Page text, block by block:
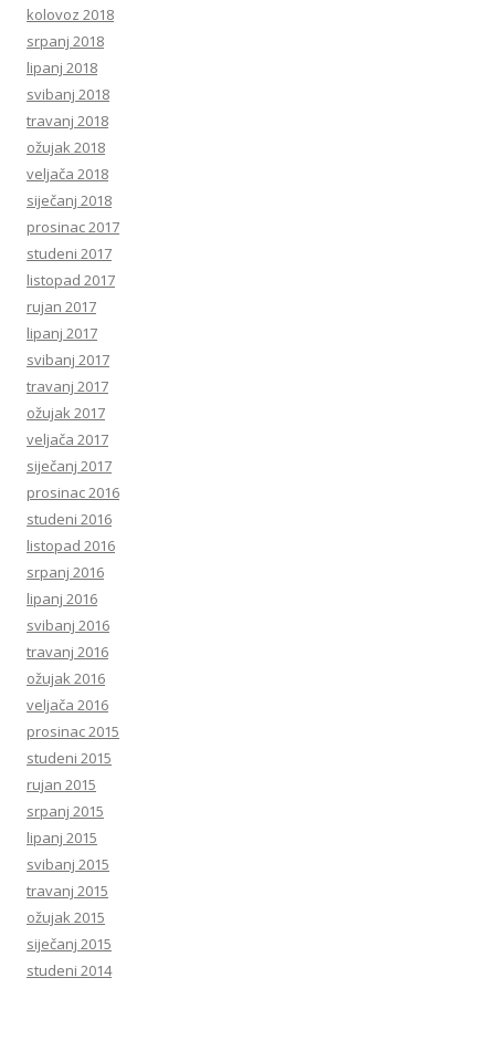
kolovoz 2018
srpanj 2018
lipanj 2018
svibanj 2018
travanj 2018
ožujak 2018
veljača 2018
siječanj 2018
prosinac 2017
studeni 2017
listopad 2017
rujan 2017
lipanj 2017
svibanj 2017
travanj 2017
ožujak 2017
veljača 2017
siječanj 2017
prosinac 2016
studeni 2016
listopad 2016
srpanj 2016
lipanj 2016
svibanj 2016
travanj 2016
ožujak 2016
veljača 2016
prosinac 2015
studeni 2015
rujan 2015
srpanj 2015
lipanj 2015
svibanj 2015
travanj 2015
ožujak 2015
siječanj 2015
studeni 2014